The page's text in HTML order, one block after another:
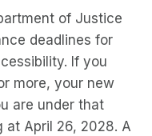
of Justice
deadlines for
If you
more, your new
are under that
at April 26, 2028. A